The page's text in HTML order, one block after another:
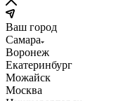
Ваш город
Самара
Воронеж
Екатеринбург
Можайск
Москва